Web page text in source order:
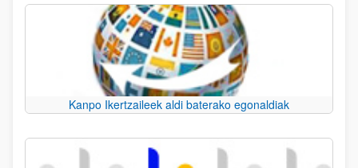
Kanpo Ikertzaileek aldi baterako egonaldiak